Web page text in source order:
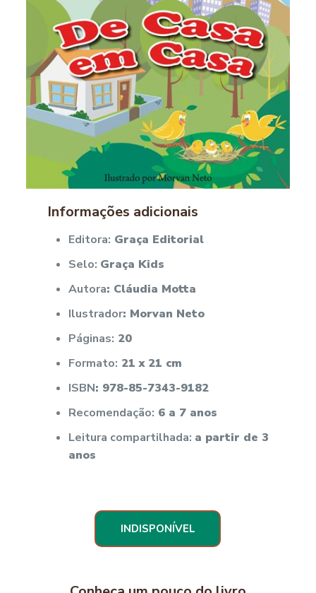
Informações adicionais
Editora: Graça Editorial
Selo: Graça Kids
Autora: Cláudia Motta
Ilustrador: Morvan Neto
Páginas: 20
Formato: 21 x 21 cm
ISBN: 978-85-7343-9182
Recomendação: 6 a 7 anos
Leitura compartilhada: a partir de 3
anos
INDISPONÍVEL